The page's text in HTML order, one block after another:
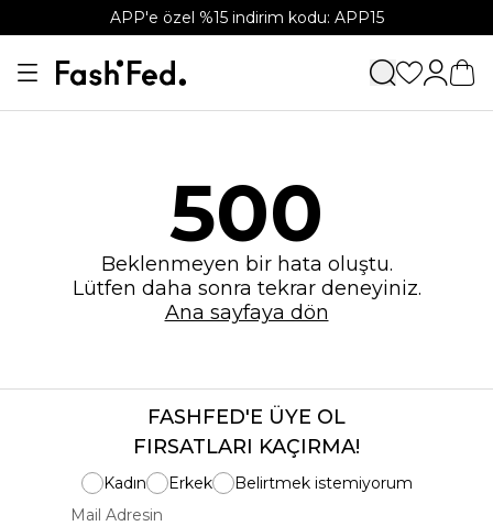
APP'e özel %15 indirim kodu: APP15
500
Beklenmeyen bir hata oluştu.
Lütfen daha sonra tekrar deneyiniz.
Ana sayfaya dön
FASHFED'E ÜYE OL
FIRSATLARI KAÇIRMA!
Kadın Erkek
Belirtmek istemiyorum
Mail Adresin